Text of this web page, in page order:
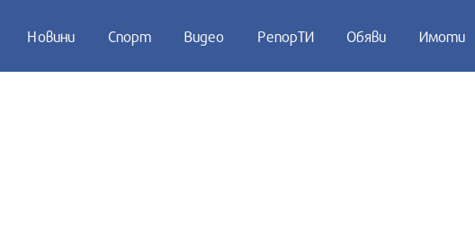
Новини Спорт Видео РепорТИ Обяви Имоти